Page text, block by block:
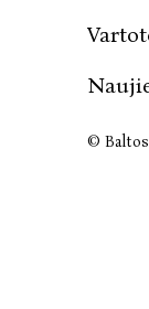
© Baltos